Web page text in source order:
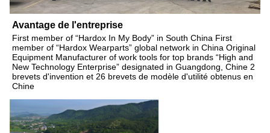
Avantage de l'entreprise
First member of “Hardox In My Body” in South China First
member of “Hardox Wearparts” global network in China Original
Equipment Manufacturer of work tools for top brands “High and
New Technology Enterprise” designated in Guangdong, Chine 2
brevets d'invention et 26 brevets de modèle d'utilité obtenus en
Chine